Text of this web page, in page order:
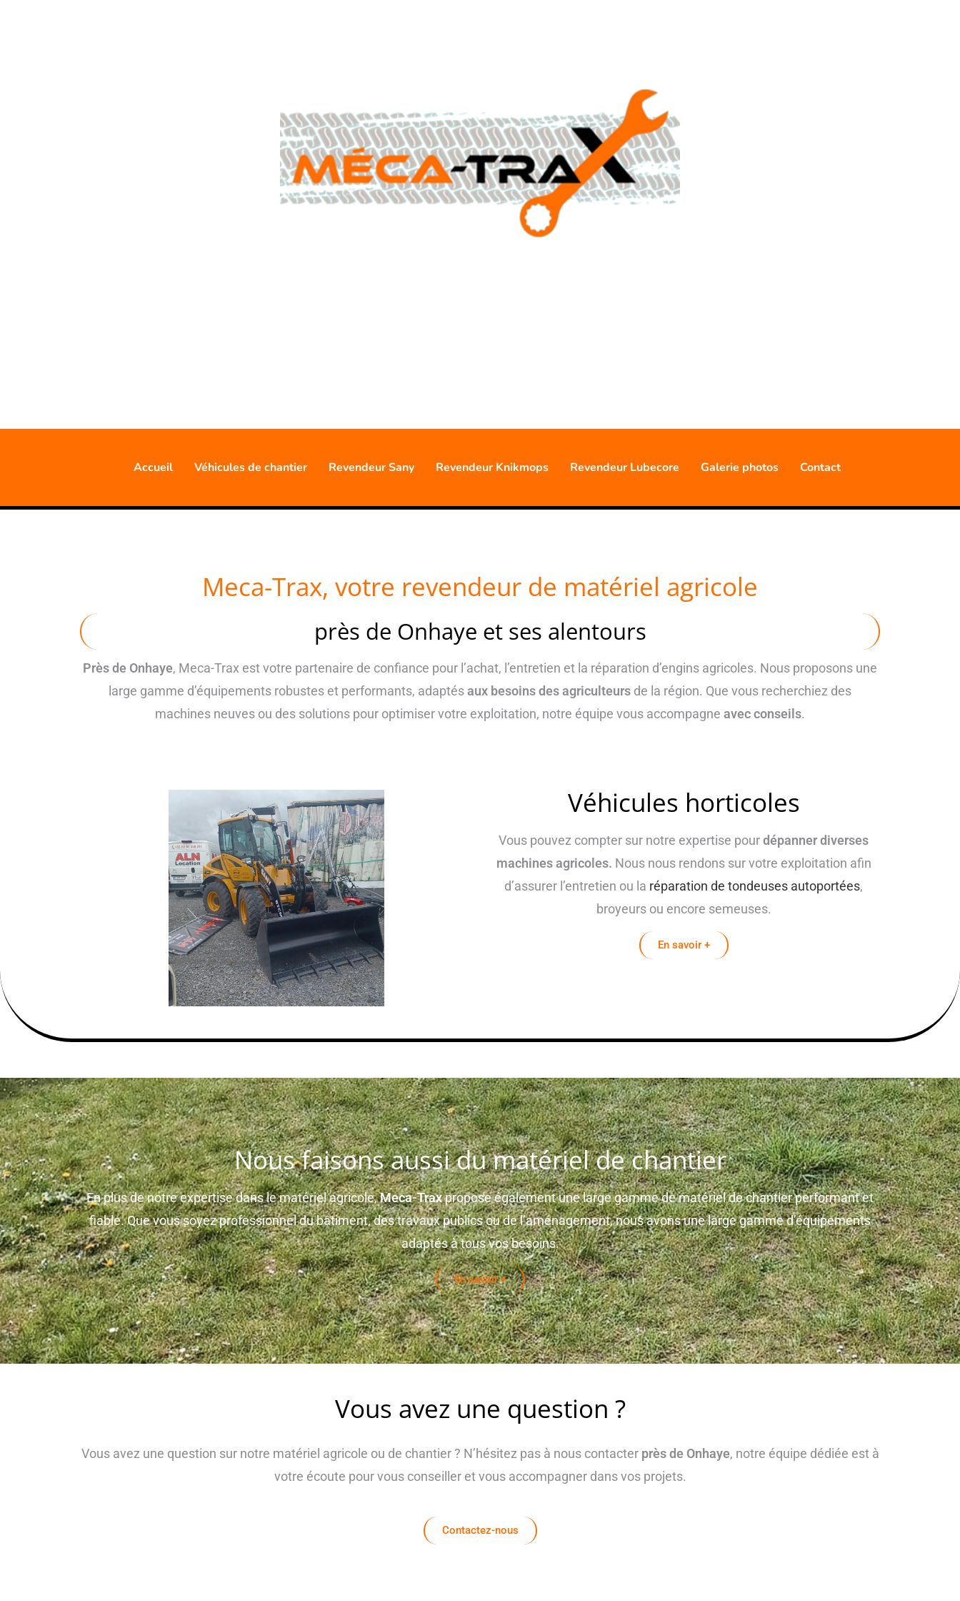
Accueil Véhicules de chantier Revendeur Sany Revendeur Knikmops Revendeur Lubecore Galerie photos Contact
Meca-Trax, votre revendeur de matériel agricole
près de Onhaye et ses alentours
Près de Onhaye, Meca-Trax est votre partenaire de confiance pour l’achat, l’entretien et la réparation d’engins agricoles. Nous proposons une
large gamme d’équipements robustes et performants, adaptésaux besoins des agriculteurs de la région. Que vous recherchiez des
machines neuves ou des solutions pour optimiser votre exploitation, notre équipe vous accompagne avec conseils.
Véhicules horticoles
Vous pouvez compter sur notre expertise pourdépanner diverses
machines agricoles. Nous nous rendons sur votre exploitation afin
d’assurer l’entretien ou la réparation de tondeuses autoportées,
broyeurs ou encore semeuses.
En savoir +
Nous faisons aussi du matériel de chantier
En plus de notre expertise dans le matériel agricole,Meca-Traxpropose également une large gamme de matériel de chantier performant et
fiable. Que vous soyez professionnel du bâtiment, des travaux publics ou de l’aménagement, nous avons une large gamme d’équipements
adaptés à tous vos besoins.
En savoir +
Vous avez une question ?
Vous avez une question sur notre matériel agricole ou de chantier ? N’hésitez pas à nous contacter près de Onhaye, notre équipe dédiée est à
votre écoute pour vous conseiller et vous accompagner dans vos projets.
Contactez-nous